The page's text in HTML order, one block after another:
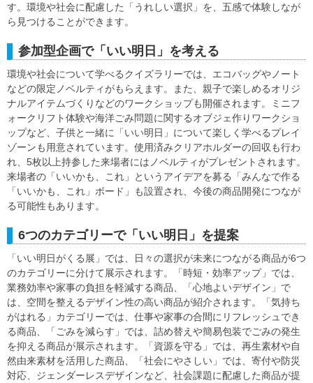
す。環境や社会に配慮した「うれしい選択」を、五感で体験しなが
ら見つけることができます。
参加型企画で「いい明日」を考える
環境や社会について学べるクイズラリーでは、エコバッグやノート
などの限定ノベルティがもらえます。また、親子で楽しめるオリジ
ナルアイテムづくりなどのワークショップも開催されます。ミニフ
ォークリフト体験や海洋ごみ問題に関するオブジェ作りワークショ
ップなど、子供と一緒に「いい明日」について楽しく学べるプレイ
ゾーンも用意されています。使用済みクリアホルダーの回収も行わ
れ、5枚以上持参した来場者にはノベルティがプレゼントされます。
来場者の「いいかも、これ」というアイデアを募る「みんなで作る
「いいかも、これ」ボード」も設置され、今後の商品開発につなが
る可能性もあります。
6つのカテゴリーで「いい明日」を提案
「いい明日がくる展」では、日々の選択が未来につながる商品が6つ
のカテゴリーに分けて展示されます。「時短・効率アップ」では、
業務効率や家事の負担を軽減する商品、「心地よいデザイン」で
は、空間を整えるデザイン性の高い商品が紹介されます。「気持ち
がはれる」カテゴリーでは、仕事や家事の合間にリフレッシュでき
る商品、「ごみを減らす」では、詰め替えや簡易包装でごみの発生
を抑える商品が展示されます。「資源を守る」では、再生素材や自
然由来素材を活用した商品、「社会にやさしい」では、寄付や防災
対応、ジェンダーレスデザインなど、社会課題に配慮した商品が提